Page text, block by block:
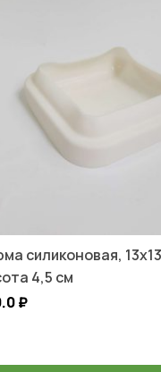
силиконовая,
4,5 см
₽